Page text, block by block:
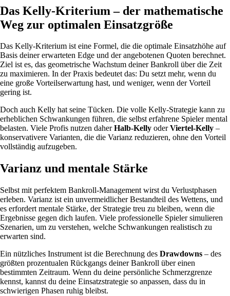
Das Kelly-Kriterium – der mathematische
Weg zur optimalen Einsatzgröße
Das Kelly-Kriterium ist eine Formel, die die optimale Einsatzhöhe auf
Basis deiner erwarteten Edge und der angebotenen Quoten berechnet.
Ziel ist es, das geometrische Wachstum deiner Bankroll über die Zeit
zu maximieren. In der Praxis bedeutet das: Du setzt mehr, wenn du
eine große Vorteilserwartung hast, und weniger, wenn der Vorteil
gering ist.
Doch auch Kelly hat seine Tücken. Die volle Kelly-Strategie kann zu
erheblichen Schwankungen führen, die selbst erfahrene Spieler mental
belasten. Viele Profis nutzen daherHalb-Kelly oderViertel-Kelly –
konservativere Varianten, die die Varianz reduzieren, ohne den Vorteil
vollständig aufzugeben.
Varianz und mentale Stärke
Selbst mit perfektem Bankroll-Management wirst du Verlustphasen
erleben. Varianz ist ein unvermeidlicher Bestandteil des Wettens, und
es erfordert mentale Stärke, der Strategie treu zu bleiben, wenn die
Ergebnisse gegen dich laufen. Viele professionelle Spieler simulieren
Szenarien, um zu verstehen, welche Schwankungen realistisch zu
erwarten sind.
Ein nützliches Instrument ist die Berechnung des Drawdowns – des
größten prozentualen Rückgangs deiner Bankroll über einen
bestimmten Zeitraum. Wenn du deine persönliche Schmerzgrenze
kennst, kannst du deine Einsatzstrategie so anpassen, dass du in
schwierigen Phasen ruhig bleibst.